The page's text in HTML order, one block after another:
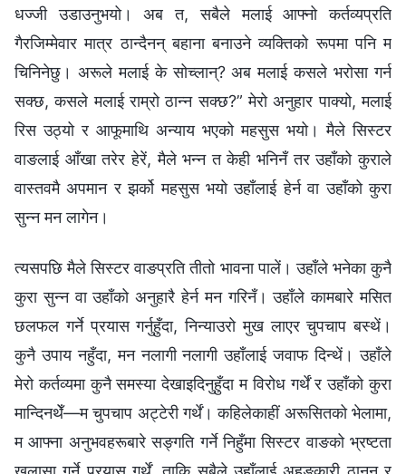
धज्‍जी उडाउनुभयो। अब त, सबैले मलाई आफ्नो कर्तव्यप्रति
गैरजिम्मेवार मात्र ठान्दैनन् बहाना बनाउने व्यक्तिको रूपमा पनि म
चिनिनेछु। अरूले मलाई के सोच्लान्? अब मलाई कसले भरोसा गर्न
सक्छ, कसले मलाई राम्रो ठान्‍न सक्छ?” मेरो अनुहार पाक्यो, मलाई
रिस उठ्यो र आफूमाथि अन्याय भएको महसुस भयो। मैले सिस्टर
वाङलाई आँखा तरेर हेरें, मैले भन्‍न त केही भनिनँ तर उहाँको कुराले
वास्तवमै अपमान र झर्को महसुस भयो उहाँलाई हेर्न वा उहाँको कुरा
सुन्‍न मन लागेन।
त्यसपछि मैले सिस्टर वाङप्रति तीतो भावना पालें। उहाँले भनेका कुनै
कुरा सुन्‍न वा उहाँको अनुहारै हेर्न मन गरिनँ। उहाँले कामबारे मसित
छलफल गर्ने प्रयास गर्नुहुँदा, निन्याउरो मुख लाएर चुपचाप बस्थें।
कुनै उपाय नहुँदा, मन नलागी नलागी उहाँलाई जवाफ दिन्थें। उहाँले
मेरो कर्तव्यमा कुनै समस्या देखाइदिनुहुँदा म विरोध गर्थें र उहाँको कुरा
मान्दिनथेँ—म चुपचाप अट्टेरी गर्थें। कहिलेकाहीं अरूसितको भेलामा,
म आफ्ना अनुभवहरूबारे सङ्गति गर्ने निहुँमा सिस्टर वाङको भ्रष्टता